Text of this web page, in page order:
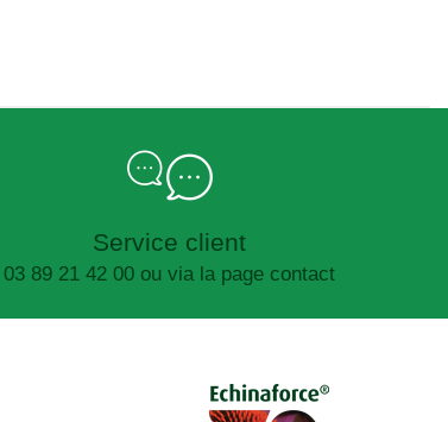
Service client
03 89 21 42 00 ou via la page contact